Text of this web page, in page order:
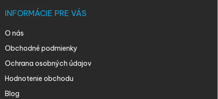
INFORMÁCIE PRE VÁS
O nás
Obchodné podmienky
Ochrana osobných údajov
Hodnotenie obchodu
Blog